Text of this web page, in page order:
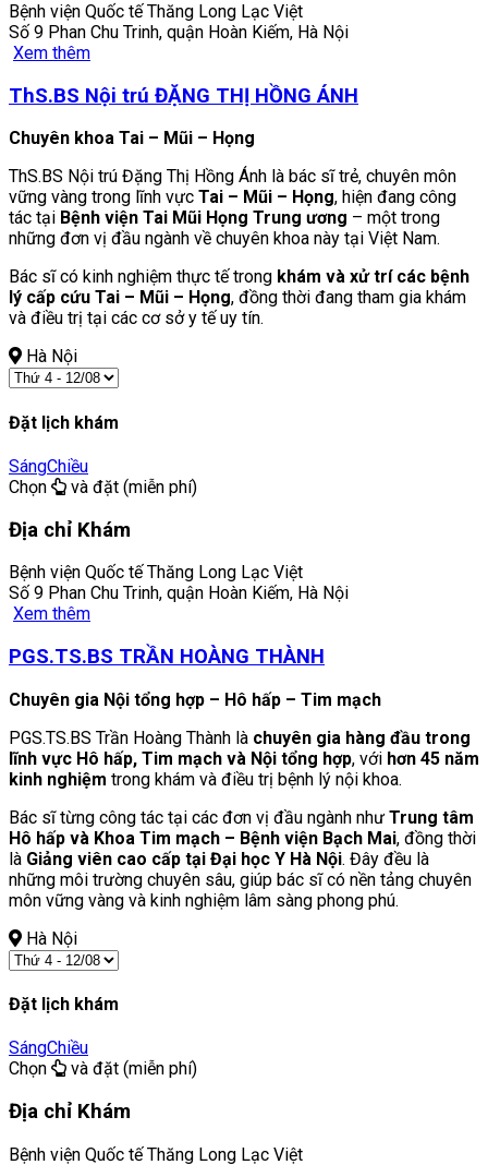
Bệnh viện Quốc tế Thăng Long Lạc Việt
Số 9 Phan Chu Trinh, quận Hoàn Kiếm, Hà Nội
Xem thêm
ThS.BS Nội trú ĐẶNG THỊ HỒNG ÁNH
Chuyên khoa Tai – Mũi – Họng
ThS.BS Nội trú Đặng Thị Hồng Ánh là bác sĩ trẻ, chuyên môn
vững vàng trong lĩnh vực Tai – Mũi – Họng, hiện đang công
tác tại Bệnh viện Tai Mũi Họng Trung ương – một trong
những đơn vị đầu ngành về chuyên khoa này tại Việt Nam.
Bác sĩ có kinh nghiệm thực tế trong khám và xử trí các bệnh
lý cấp cứu Tai – Mũi – Họng, đồng thời đang tham gia khám
và điều trị tại các cơ sở y tế uy tín.
Hà Nội
Đặt lịch khám
SángChiều
Chọn
và đặt (miễn phí)
Địa chỉ Khám
Bệnh viện Quốc tế Thăng Long Lạc Việt
Số 9 Phan Chu Trinh, quận Hoàn Kiếm, Hà Nội
Xem thêm
PGS.TS.BS TRẦN HOÀNG THÀNH
Chuyên gia Nội tổng hợp – Hô hấp – Tim mạch
PGS.TS.BS Trần Hoàng Thành là chuyên gia hàng đầu trong
lĩnh vực Hô hấp, Tim mạch và Nội tổng hợp, với hơn 45 năm
kinh nghiệm trong khám và điều trị bệnh lý nội khoa.
Bác sĩ từng công tác tại các đơn vị đầu ngành như Trung tâm
Hô hấp và Khoa Tim mạch – Bệnh viện Bạch Mai, đồng thời
là Giảng viên cao cấp tại Đại học Y Hà Nội. Đây đều là
những môi trường chuyên sâu, giúp bác sĩ có nền tảng chuyên
môn vững vàng và kinh nghiệm lâm sàng phong phú.
Hà Nội
Đặt lịch khám
SángChiều
Chọn
và đặt (miễn phí)
Địa chỉ Khám
Bệnh viện Quốc tế Thăng Long Lạc Việt